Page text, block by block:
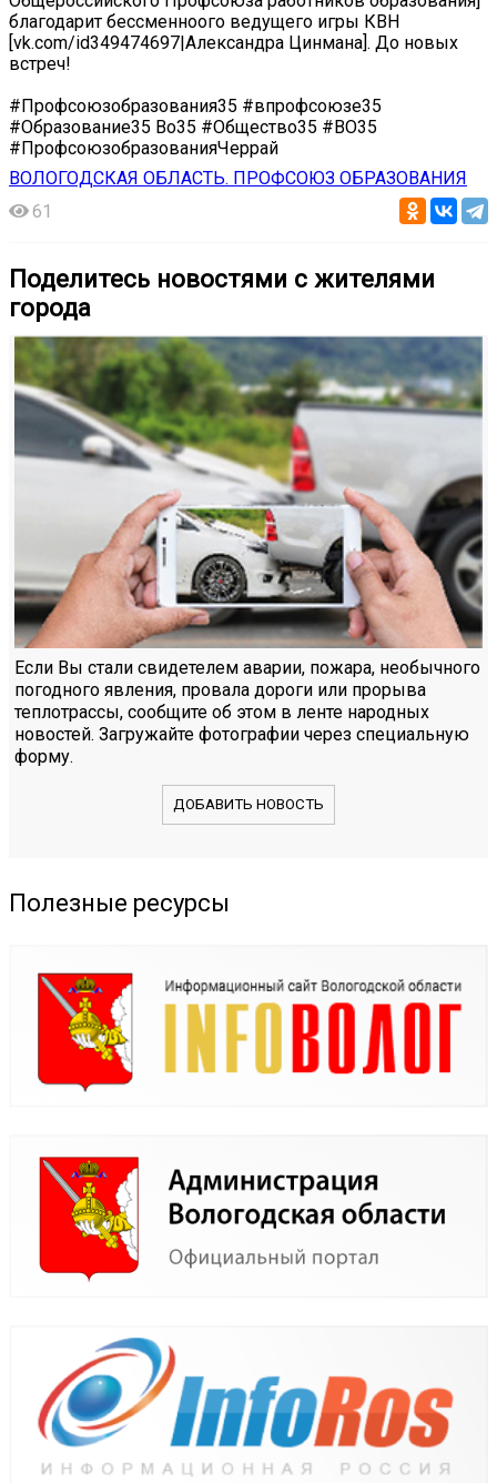
благодарит бессменноого ведущего игры КВН
[vk.com/id349474697|Александра Цинмана]. До новых
встреч!
#Профсоюзобразования35 #впрофсоюзе35
#Образование35 Во35 #Общество35 #ВО35
#ПрофсоюзобразованияЧеррай
ВОЛОГОДСКАЯ ОБЛАСТЬ. ПРОФСОЮЗ ОБРАЗОВАНИЯ
61
Поделитесь новостями с жителями
города
Если Вы стали свидетелем аварии, пожара, необычного
погодного явления, провала дороги или прорыва
теплотрассы, сообщите об этом в ленте народных
новостей. Загружайте фотографии через специальную
форму.
ДОБАВИТЬ НОВОСТЬ
Полезные ресурсы